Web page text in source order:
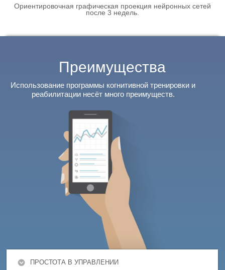
Ориентировочная графическая проекция нейронных сетей
после 3 недель.
Преимущества
Использование программы когнитивной тренировки и
реабилитации несёт много преимуществ.
ПРОСТОТА В УПРАВЛЕНИИ